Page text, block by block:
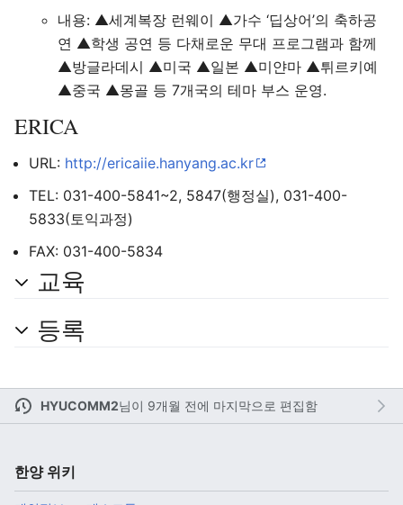
내용: ▲세계복장 런웨이 ▲가수 ‘딥상어’의 축하공
연 ▲학생 공연 등 다채로운 무대 프로그램과 함께
▲방글라데시 ▲미국 ▲일본 ▲미얀마 ▲튀르키예
▲중국 ▲몽골 등 7개국의 테마 부스 운영.
ERICA
URL: http://ericaiie.hanyang.ac.kr
TEL: 031-400-5841~2, 5847(행정실), 031-400-
5833(토익과정)
FAX: 031-400-5834
교육
등록
HYUCOMM2님이 9개월 전에 마지막으로 편집함
한양 위키